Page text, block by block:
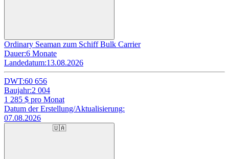
Ordinary Seaman zum Schiff Bulk Carrier
Dauer:6 Monate
Landedatum:13.08.2026
DWT:60 656
Baujahr:2 004
1 285 $ pro Monat
Datum der Erstellung/Aktualisierung:
07.08.2026
🇺🇦